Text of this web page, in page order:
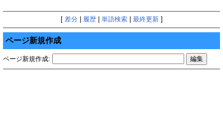
[ 差分 履歴| 単語検索| 最終更新]
ページ新規作成
ページ新規作成: